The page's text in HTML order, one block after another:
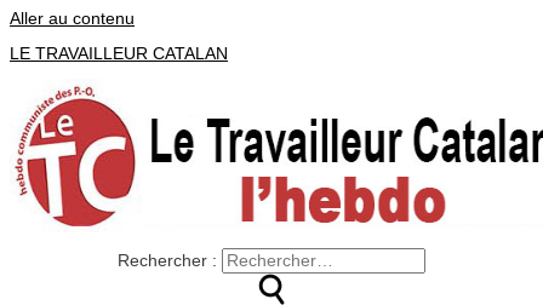
Aller au contenu
LE TRAVAILLEUR CATALAN
Rechercher :